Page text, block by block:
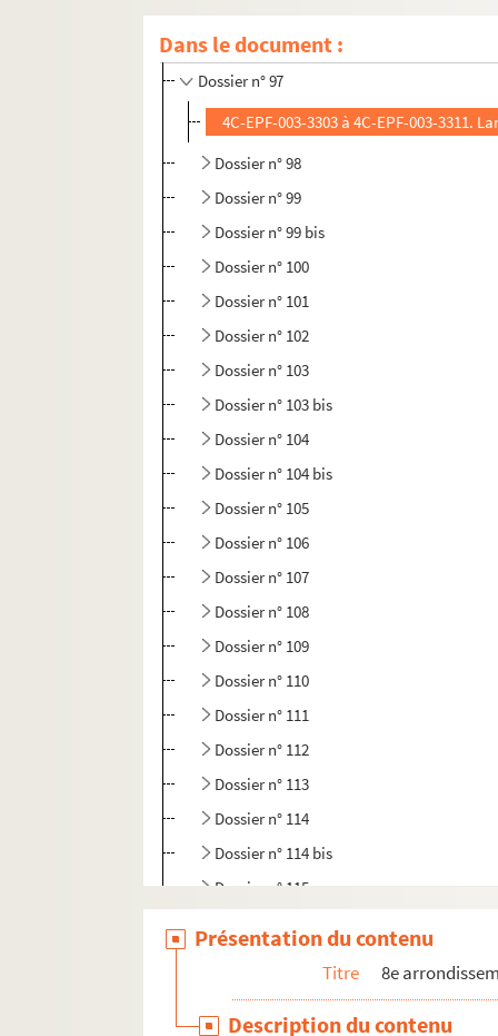
Dans le document :
Dossier n° 95
Dossier n° 96
Dossier n° 97
4C-EPF-003-3303 à 4C-EPF-003-3311.
Dossier n° 98
Dossier n° 99
Dossier n° 99 bis
Dossier n° 100
Dossier n° 101
Dossier n° 102
Dossier n° 103
Dossier n° 103 bis
Dossier n° 104
Dossier n° 104 bis
Dossier n° 105
Dossier n° 106
Dossier n° 107
Dossier n° 108
Dossier n° 109
Dossier n° 110
Dossier n° 111
Dossier n° 112
Dossier n° 113
Dossier n° 114
Dossier n° 114 bis
Dossier n° 115
Dossier n° 119
Présentation du contenu
Titre 8e
Description du contenu